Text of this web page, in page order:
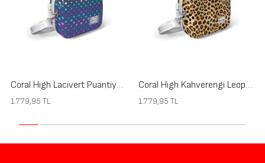
Coral High Lacivert Puantiye Desenli Omuz Askılı PC Makyaj Çantası 16901
1.779,95 TL
Coral High Kahverengi Leopar Desenli Omuz Askılı PC Makyaj Çantası 16844
1.779,95 TL